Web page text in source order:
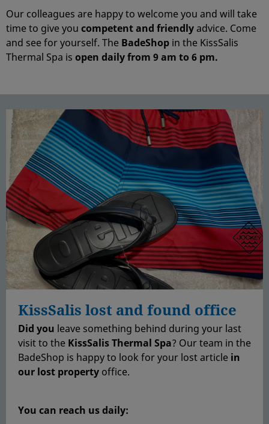
Our colleagues are happy to welcome you and will take
time to give you competent and friendlyadvice. Come
and see for yourself. The BadeShop in the KissSalis
Thermal Spa is open daily from 9am to 6 pm.
KissSalis lost and found office
Did you leave something behind during your last
visit to the KissSalis Thermal Spa? Our team in the
BadeShop is happy to look for your lost article in
our lost property office.
You can reach usdaily: